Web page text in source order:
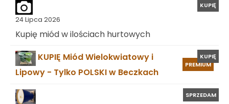
24 Lipca 2026
KUPIĘ
Kupię miód w ilościach hurtowych
PREMIUM
KUPIĘ
KUPIĘ Miód Wielokwiatowy i
Lipowy - Tylko POLSKI w Beczkach
SPRZEDAM